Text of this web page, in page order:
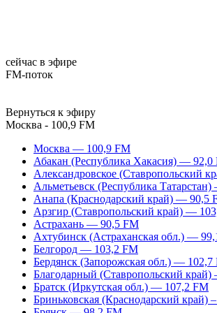
сейчас в эфире
FM-поток
Вернуться к эфиру
Москва - 100,9 FM
Москва — 100,9 FM
Абакан (Республика Хакасия) — 92,0
Александровское (Ставропольский
Альметьевск (Республика
Анапа (Краснодарский край) — 90,5
Арзгир (Ставропольский край) —
Астрахань — 90,5 FM
Ахтубинск (Астраханская обл.) —
Белгород — 103,2 FM
Бердянск (Запорожская обл.) — 102,7
Благодарный (Ставропольский
Братск (Иркутская обл.) — 107,2 FM
Бриньковская (Краснодарский край)